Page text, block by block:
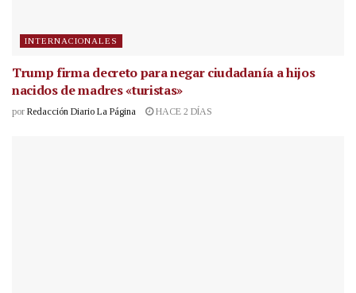
INTERNACIONALES
Trump firma decreto para negar ciudadanía a hijos
nacidos de madres «turistas»
por Redacción Diario La Página HACE 2 DÍAS